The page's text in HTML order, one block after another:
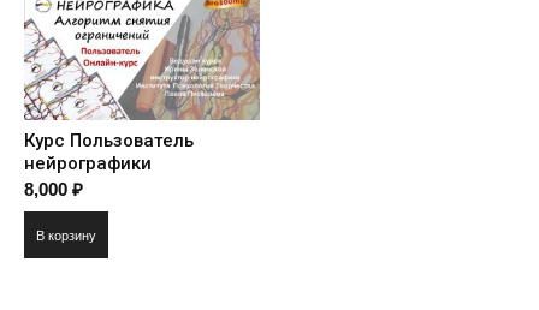
Курс Пользователь
нейрографики
8,000 ₽
В корзину